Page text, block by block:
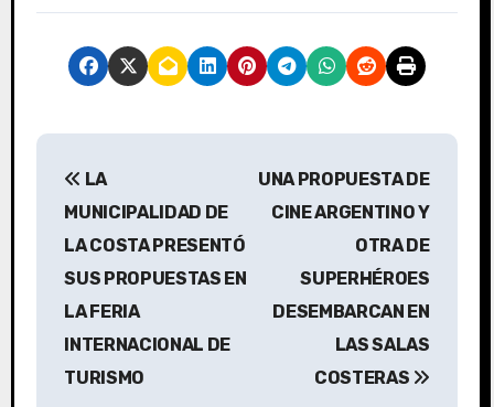
N
LA
MUNICIPALIDAD DE
LA COSTA PRESENTÓ
SUS PROPUESTAS EN
LA FERIA
INTERNACIONAL DE
TURISMO
UNA PROPUESTA DE
CINE ARGENTINO Y
OTRA DE
SUPERHÉROES
DESEMBARCAN EN
LAS SALAS
COSTERAS